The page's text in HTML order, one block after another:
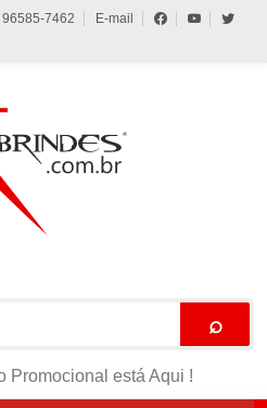
7462 E-mail
⌕
Promocional está Aqui !